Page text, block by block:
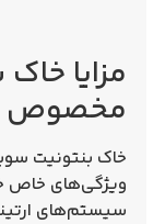
مزایا
مخصوص
خاک بنتونیت
ویژگی‌های خاص
سیستم‌های